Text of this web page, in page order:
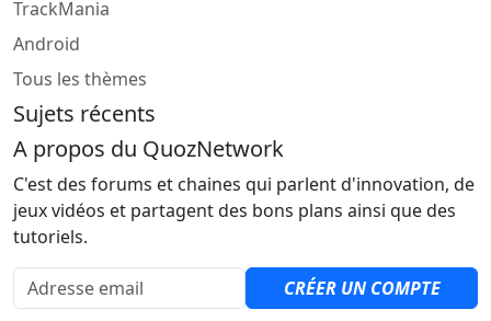
TrackMania
Android
Tous les thèmes
Sujets récents
A propos du QuozNetwork
C'est des forums et chaines qui parlent d'innovation, de
jeux vidéos et partagent des bons plans ainsi que des
tutoriels.
Adresse email
CRÉER UN COMPTE